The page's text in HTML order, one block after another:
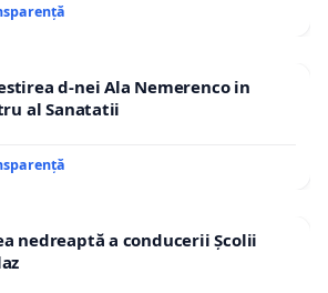
d-nei Ala Nemerenco in
al Sanatatii
nedreaptă a conducerii Școlii